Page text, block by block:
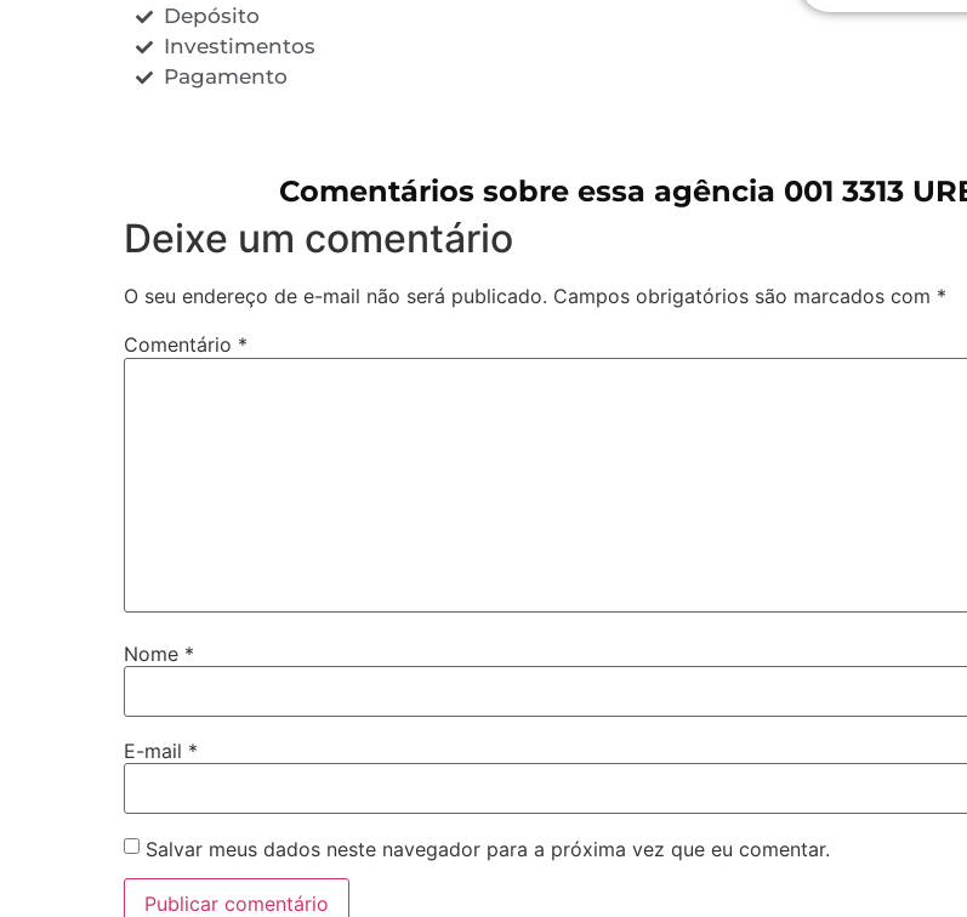
Depósito
Investimentos
Pagamento
Comentários sobre essa agência 001 3313
Deixe um comentário
O seu endereço de e-mail não será publicado. Campos obrigatórios são marcados com *
Comentário *
Nome *
E-mail *
Salvar meus dados neste navegador para a próxima vez que eu comentar.